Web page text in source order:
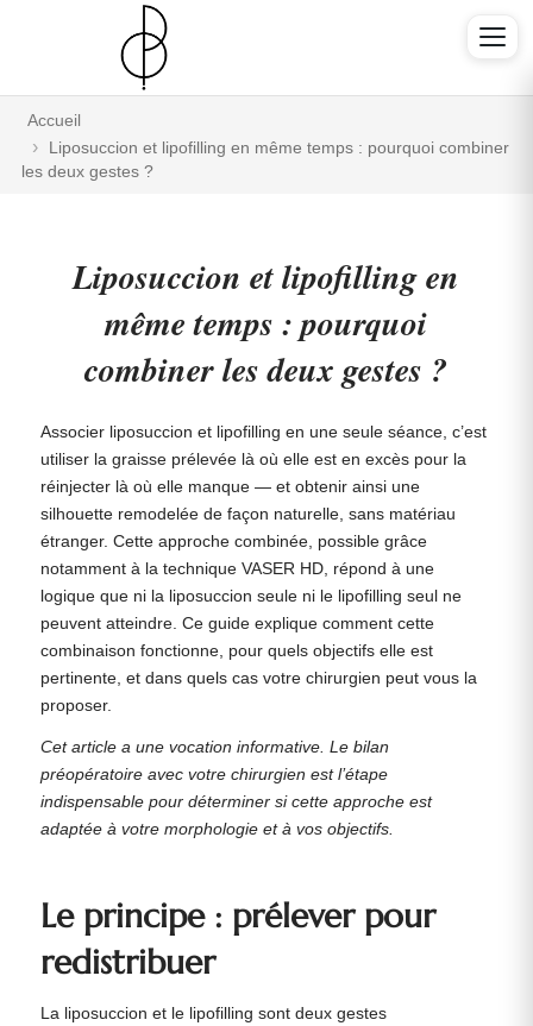
Accueil
Liposuccion et lipofilling en même temps : pourquoi combiner
les deux gestes ?
Liposuccion et lipofilling en
même temps : pourquoi
combiner les deux gestes ?
Associer liposuccion et lipofilling en une seule séance, c’est
utiliser la graisse prélevée là où elle est en excès pour la
réinjecter là où elle manque — et obtenir ainsi une
silhouette remodelée de façon naturelle, sans matériau
étranger. Cette approche combinée, possible grâce
notamment à la technique VASER HD, répond à une
logique que ni la liposuccion seule ni le lipofilling seul ne
peuvent atteindre. Ce guide explique comment cette
combinaison fonctionne, pour quels objectifs elle est
pertinente, et dans quels cas votre chirurgien peut vous la
proposer.
Cet article a une vocation informative. Le bilan
préopératoire avec votre chirurgien est l’étape
indispensable pour déterminer si cette approche est
adaptée à votre morphologie et à vos objectifs.
Le principe : prélever pour
redistribuer
La liposuccion et le lipofilling sont deux gestes